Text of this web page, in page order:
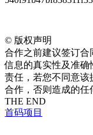
© 版权声明
合作之前建议签订合
信息的真实性及准确
责任，若您不同意该
合作，否则造成的任
THE END
首码项目